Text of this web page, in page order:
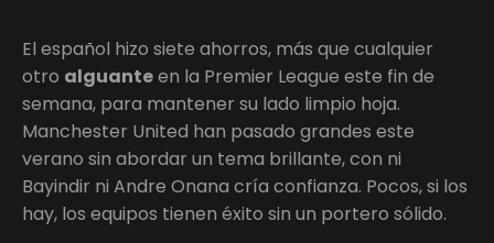
El español hizo siete ahorros, más que cualquier
otro alguanteen la Premier League este fin de
semana, para mantener su lado limpio hoja.
Manchester United han pasado grandes este
verano sin abordar un tema brillante, con ni
Bayindir ni Andre Onana cría confianza. Pocos, si los
hay, los equipos tienen éxito sin un portero sólido.